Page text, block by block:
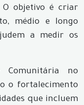
objetivo é criar
médio e longo
a medir os
no
o fortalecimento
que incluem